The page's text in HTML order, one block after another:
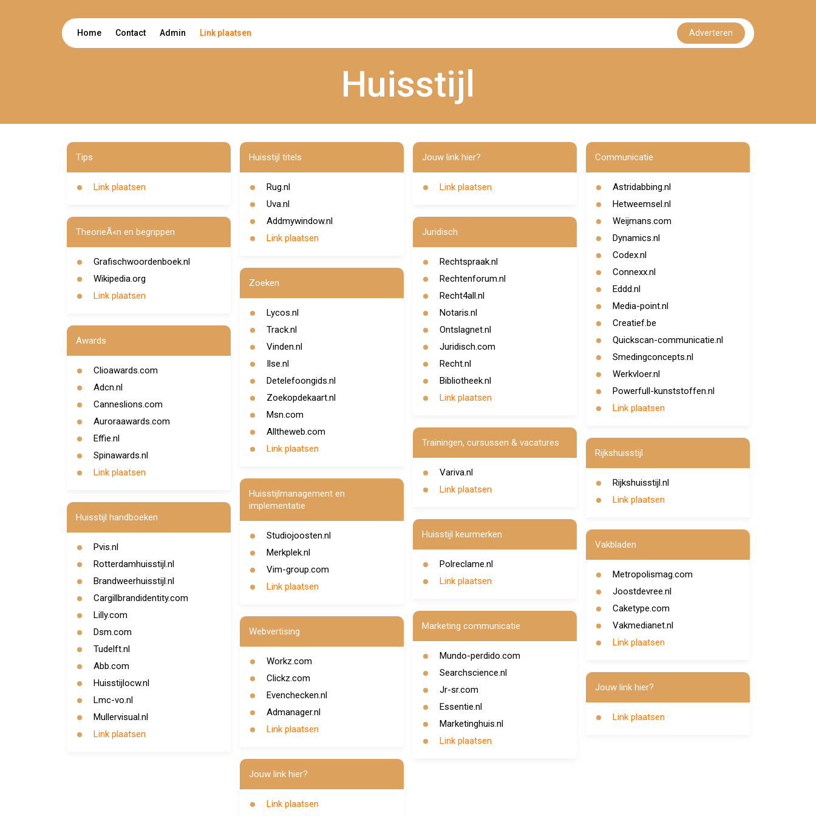
Home Contact Admin Link plaatsen Adverteren
Huisstijl
Tips
Link plaatsen
TheorieÃ«n en begrippen
Grafischwoordenboek.nl
Wikipedia.org
Link plaatsen
Awards
Clioawards.com
Adcn.nl
Canneslions.com
Auroraawards.com
Effie.nl
Spinawards.nl
Link plaatsen
Huisstijl handboeken
Pvis.nl
Rotterdamhuisstijl.nl
Brandweerhuisstijl.nl
Cargillbrandidentity.com
Lilly.com
Dsm.com
Tudelft.nl
Abb.com
Huisstijlocw.nl
Lmc-vo.nl
Mullervisual.nl
Link plaatsen
Huisstijl titels
Rug.nl
Uva.nl
Addmywindow.nl
Link plaatsen
Zoeken
Lycos.nl
Track.nl
Vinden.nl
Ilse.nl
Detelefoongids.nl
Zoekopdekaart.nl
Msn.com
Alltheweb.com
Link plaatsen
Huisstijlmanagement en
implementatie
Studiojoosten.nl
Merkplek.nl
Vim-group.com
Link plaatsen
Webvertising
Workz.com
Clickz.com
Evenchecken.nl
Admanager.nl
Link plaatsen
Jouw link hier?
Link plaatsen
Jouw link hier?
Link plaatsen
Juridisch
Rechtspraak.nl
Rechtenforum.nl
Recht4all.nl
Notaris.nl
Ontslagnet.nl
Juridisch.com
Recht.nl
Bibliotheek.nl
Link plaatsen
Trainingen, cursussen & vacatures
Variva.nl
Link plaatsen
Huisstijl keurmerken
Polreclame.nl
Link plaatsen
Marketing communicatie
Mundo-perdido.com
Searchscience.nl
Jr-sr.com
Essentie.nl
Marketinghuis.nl
Link plaatsen
Communicatie
Astridabbing.nl
Hetweemsel.nl
Weijmans.com
Dynamics.nl
Codex.nl
Connexx.nl
Eddd.nl
Media-point.nl
Creatief.be
Quickscan-communicatie.nl
Smedingconcepts.nl
Werkvloer.nl
Powerfull-kunststoffen.nl
Link plaatsen
Rijkshuisstijl
Rijkshuisstijl.nl
Link plaatsen
Vakbladen
Metropolismag.com
Joostdevree.nl
Caketype.com
Vakmedianet.nl
Link plaatsen
Jouw link hier?
Link plaatsen